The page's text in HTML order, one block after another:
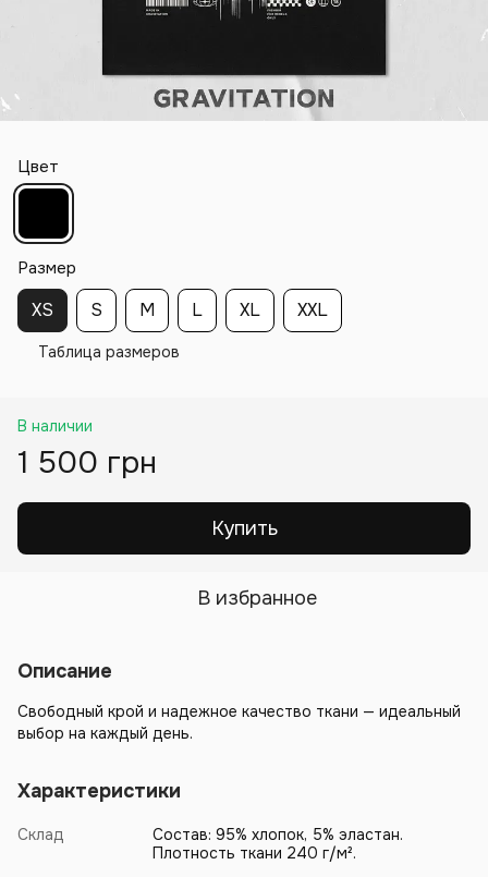
Цвет
Размер
XS S M L XL XXL
Таблица размеров
В наличии
1 500 грн
Купить
В избранное
Описание
Свободный крой и надежное качество ткани — идеальный
выбор на каждый день.
Характеристики
Склад
Состав: 95% хлопок, 5% эластан.
Плотность ткани 240 г/м².